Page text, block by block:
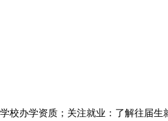
办学资质；关注就业：了解往届生